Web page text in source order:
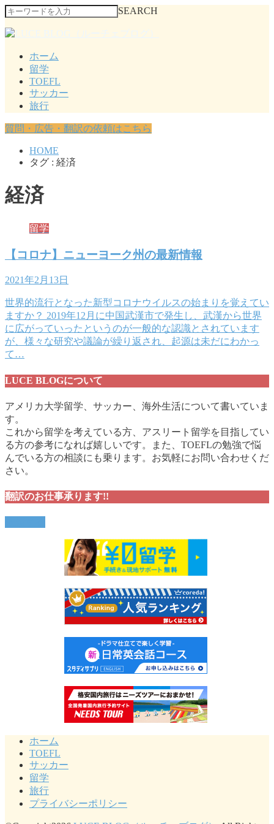
SEARCH
ホーム
留学
TOEFL
サッカー
旅行
質問・広告・翻訳の依頼はこちら
HOME
タグ : 経済
経済
留学
【コロナ】ニューヨーク州の最新情報
2021年2月13日
世界的流行となった新型コロナウイルスの始まりを覚えてい
ますか？ 2019年12月に中国武漢市で発生し、武漢から世界
に広がっていったというのが一般的な認識とされています
が、様々な研究や議論が繰り返され、起源は未だにわかっ
て…
LUCE BLOGについて
アメリカ大学留学、サッカー、海外生活について書いていま
す。
これから留学を考えている方、アスリート留学を目指してい
る方の参考になれば嬉しいです。また、TOEFLの勉強で悩
んでいる方の相談にも乗ります。お気軽にお問い合わせくだ
さい。
翻訳のお仕事承ります!!
ホーム
TOEFL
サッカー
留学
旅行
プライバシーポリシー